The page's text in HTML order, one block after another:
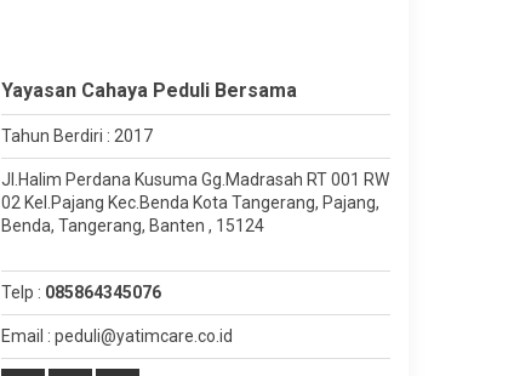
Yayasan Cahaya Peduli Bersama
Tahun Berdiri : 2017
Jl.Halim Perdana Kusuma Gg.Madrasah RT 001 RW
02 Kel.Pajang Kec.Benda Kota Tangerang, Pajang,
Benda, Tangerang, Banten , 15124
Telp : 085864345076
Email : peduli@yatimcare.co.id